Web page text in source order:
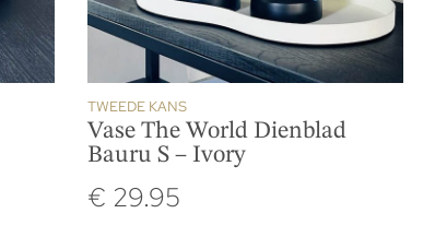
TWEEDE KANS
Vase The World Dienblad
Bauru S – Ivory
€ 29.95